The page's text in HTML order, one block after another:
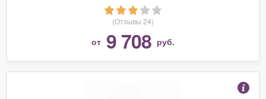
(Отзывы 24)
от 9 708 руб.